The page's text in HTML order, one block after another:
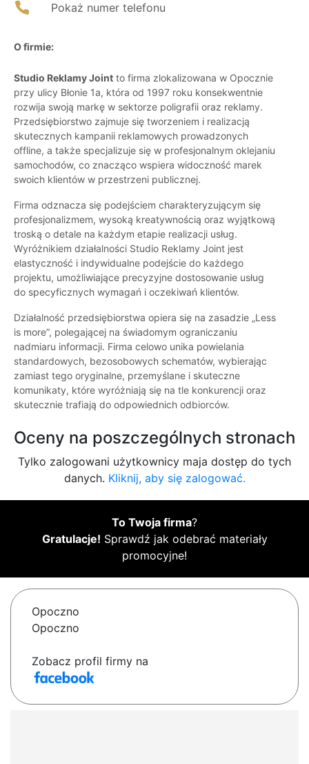
Pokaż numer telefonu
O firmie:
Studio Reklamy Joint to firma zlokalizowana w Opocznie
przy ulicy Błonie 1a, która od 1997 roku konsekwentnie
rozwija swoją markę w sektorze poligrafii oraz reklamy.
Przedsiębiorstwo zajmuje się tworzeniem i realizacją
skutecznych kampanii reklamowych prowadzonych
offline, a także specjalizuje się w profesjonalnym oklejaniu
samochodów, co znacząco wspiera widoczność marek
swoich klientów w przestrzeni publicznej.
Firma odznacza się podejściem charakteryzującym się
profesjonalizmem, wysoką kreatywnością oraz wyjątkową
troską o detale na każdym etapie realizacji usług.
Wyróżnikiem działalności Studio Reklamy Joint jest
elastyczność i indywidualne podejście do każdego
projektu, umożliwiające precyzyjne dostosowanie usług
do specyficznych wymagań i oczekiwań klientów.
Działalność przedsiębiorstwa opiera się na zasadzie „Less
is more”, polegającej na świadomym ograniczaniu
nadmiaru informacji. Firma celowo unika powielania
standardowych, bezosobowych schematów, wybierając
zamiast tego oryginalne, przemyślane i skuteczne
komunikaty, które wyróżniają się na tle konkurencji oraz
skutecznie trafiają do odpowiednich odbiorców.
Oceny na poszczególnych stronach
Tylko zalogowani użytkownicy maja dostęp do tych
danych. Kliknij, aby się zalogować.
To Twoja firma?
Gratulacje! Sprawdź jak odebrać materiały
promocyjne!
Opoczno
Opoczno
Zobacz profil firmy na